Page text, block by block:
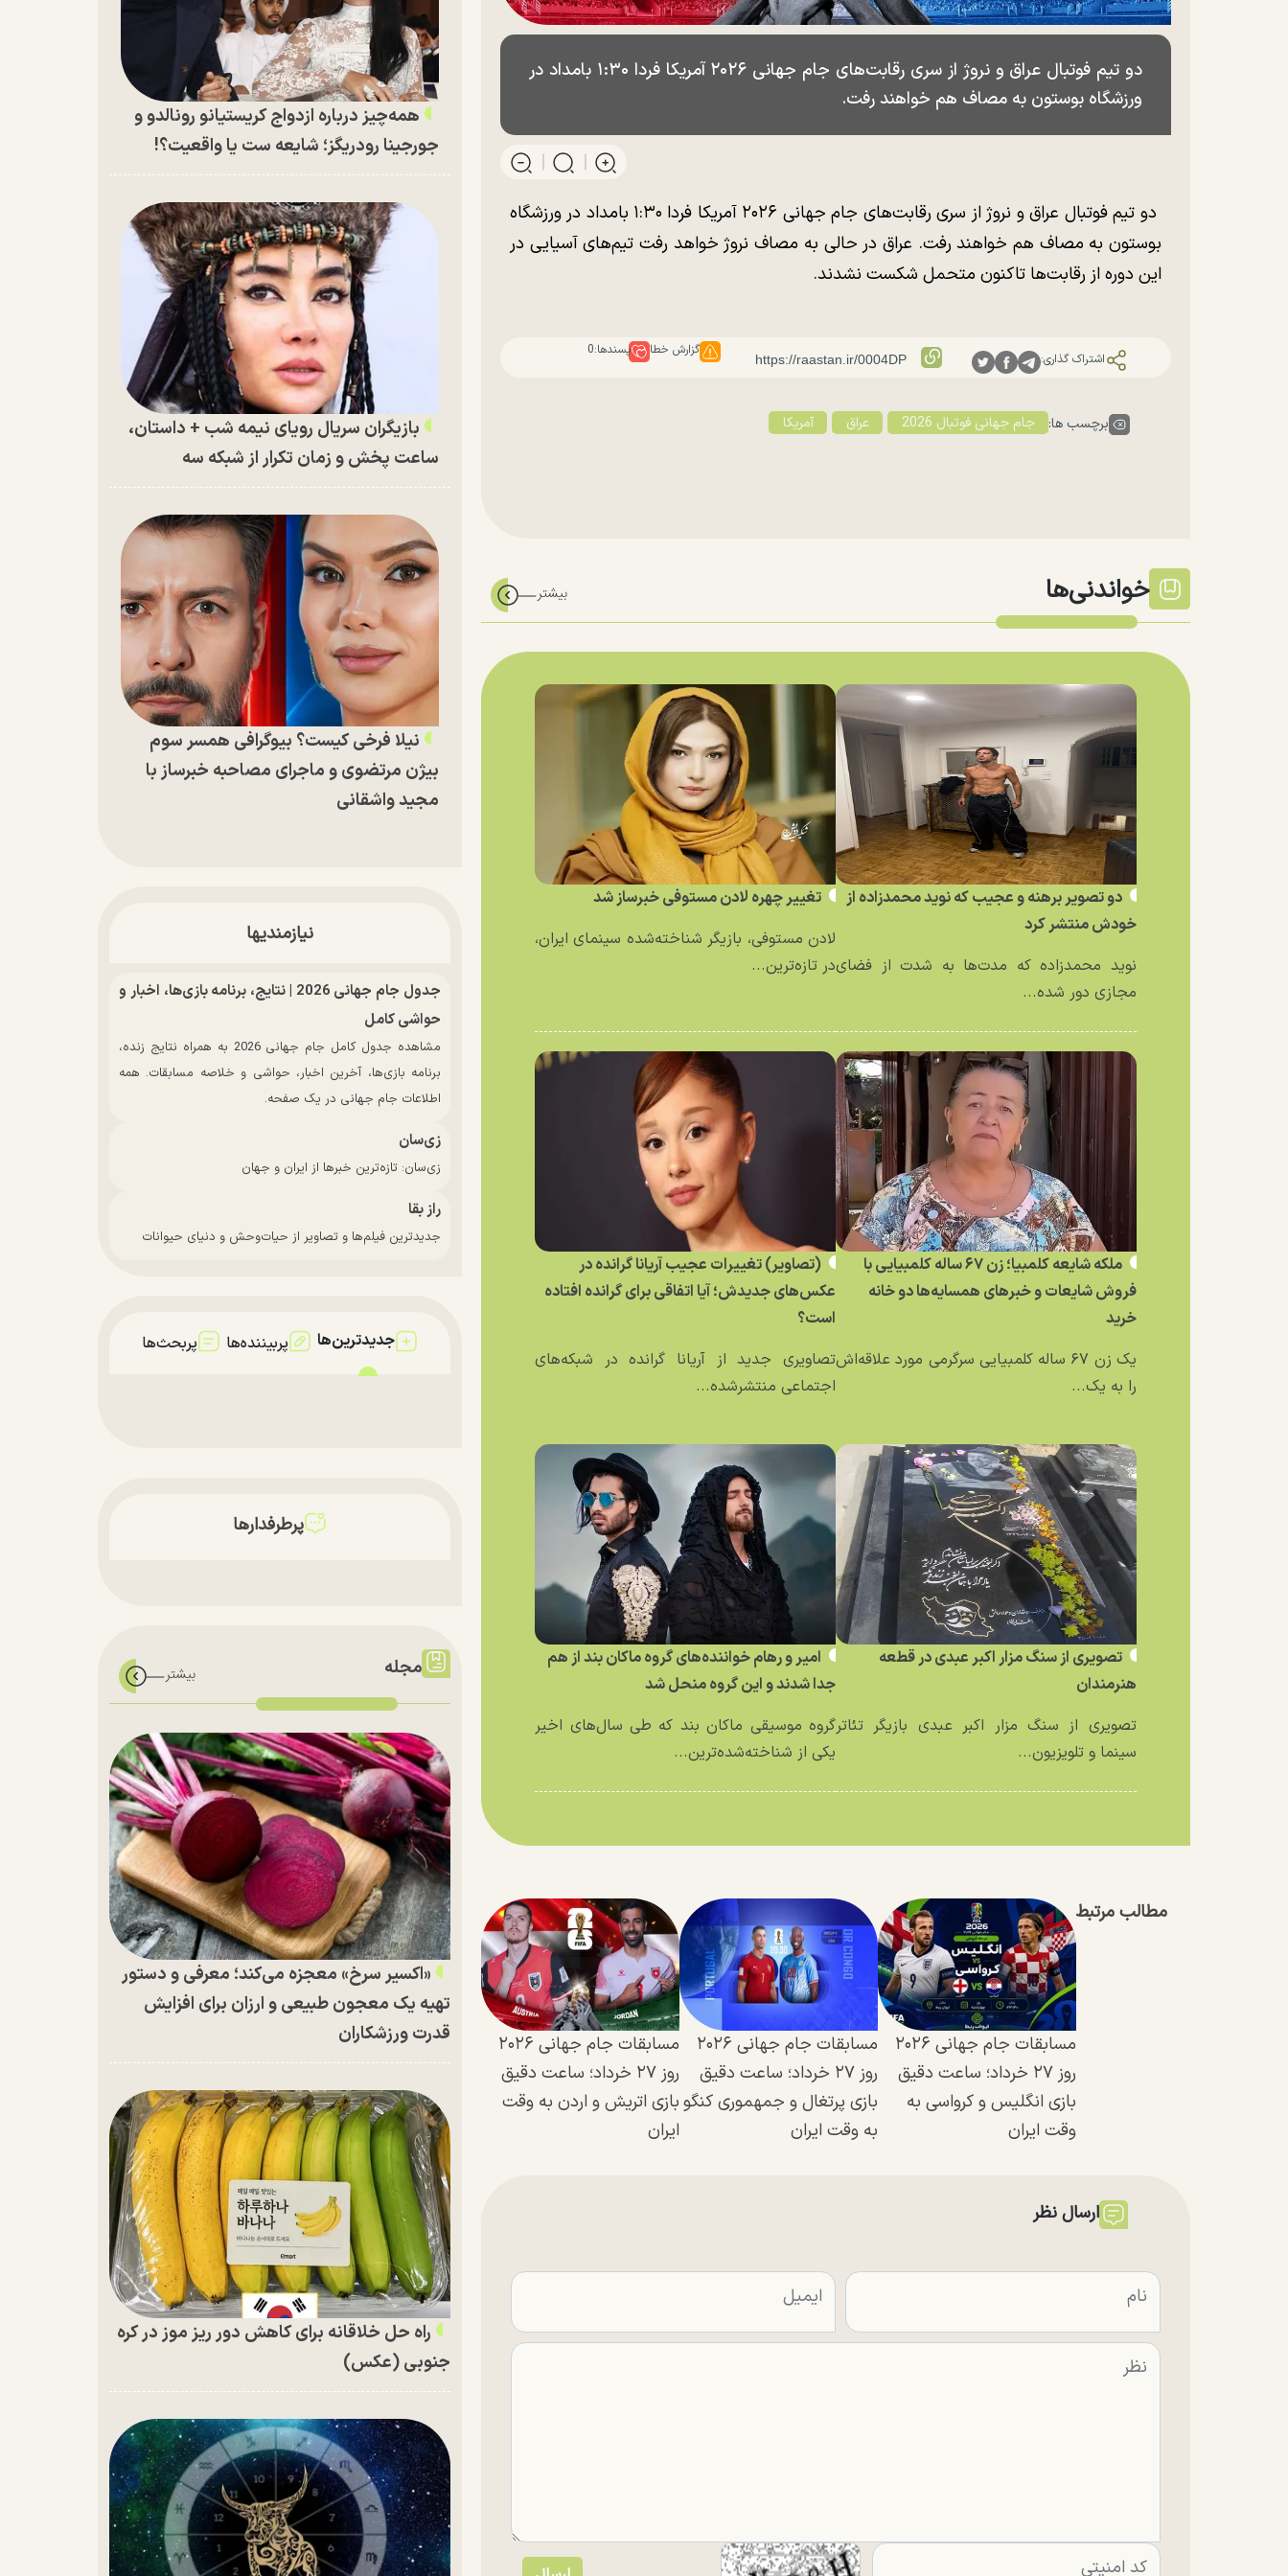
دو تیم فوتبال عراق و نروژ از سری رقابت‌های جام جهانی ۲۰۲۶ آمریکا فردا ۱:۳۰ بامداد در
ورزشگاه بوستون به مصاف هم خواهند رفت.
دو تیم فوتبال عراق و نروژ از سری رقابت‌های جام جهانی ۲۰۲۶ آمریکا فردا ۱:۳۰ بامداد در ورزشگاه
بوستون به مصاف هم خواهند رفت. عراق در حالی به مصاف نروژ خواهد رفت تیم‌های آسیایی در
این دوره از رقابت‌ها تاکنون متحمل شکست نشدند.
اشتراک گذاری:
گزارش خطا پسندها:0
برچسب ها: جام جهانی فوتبال 2026 عراق آمریکا
خواندنی‌ها
دو تصویر برهنه و عجیب که نوید محمدزاده از
خودش منتشر کرد
نوید محمدزاده که مدت‌ها به شدت از فضای
مجازی دور شده...
تغییر چهره لادن مستوفی خبرساز شد
لادن مستوفی، بازیگر شناخته‌شده سینمای ایران،
در تازه‌ترین...
ملکه شایعه کلمبیا؛ زن ۶۷ ساله کلمبیایی با
فروش شایعات و خبر‌های همسایه‌ها دو خانه
خرید
یک زن ۶۷ ساله کلمبیایی سرگرمی مورد علاقه‌اش
را به یک...
(تصاویر) تغییرات عجیب آریانا گرانده در
عکس‌های جدیدش؛ آیا اتفاقی برای گرانده افتاده
است؟
تصاویری جدید از آریانا گرانده در شبکه‌های
اجتماعی منتشرشده...
تصویری از سنگ مزار اکبر عبدی در قطعه
هنرمندان
تصویری از سنگ مزار اکبر عبدی بازیگر تئاتر
سینما و تلویزیون...
امیر و رهام خواننده‌های گروه ماکان بند از هم
جدا شدند و این گروه منحل شد
گروه موسیقی ماکان بند که طی سال‌های اخیر
یکی از شناخته‌شده‌ترین...
مطالب مرتبط
مسابقات جام جهانی ۲۰۲۶
روز ۲۷ خرداد؛ ساعت دقیق
بازی انگلیس و کرواسی به
وقت ایران
مسابقات جام جهانی ۲۰۲۶
روز ۲۷ خرداد؛ ساعت دقیق
بازی پرتغال و جمهموری کنگو
به وقت ایران
مسابقات جام جهانی ۲۰۲۶
روز ۲۷ خرداد؛ ساعت دقیق
بازی اتریش و اردن به وقت
ایران
ارسال نظر
همه‌چیز درباره ازدواج کریستیانو رونالدو و
جورجینا رودریگز؛ شایعه ست یا واقعیت؟!
بازیگران سریال رویای نیمه شب + داستان،
ساعت پخش و زمان تکرار از شبکه سه
نیلا فرخی کیست؟ بیوگرافی همسر سوم
بیژن مرتضوی و ماجرای مصاحبه خبرساز با
مجید واشقانی
نیازمندیها
جدول جام جهانی 2026 | نتایج، برنامه بازی‌ها، اخبار و
حواشی کامل
مشاهده جدول کامل جام جهانی 2026 به همراه نتایج زنده،
برنامه بازی‌ها، آخرین اخبار، حواشی و خلاصه مسابقات. همه
اطلاعات جام جهانی در یک صفحه.
زی‌سان
زی‌سان: تازه‌ترین خبرها از ایران و جهان
راز بقا
جدیدترین فیلم‌ها و تصاویر از حیات‌وحش و دنیای حیوانات
جدیدترین‌ها پربیننده‌ها پربحث‌ها
پرطرفدارها
مجله
«اکسیر سرخ» معجزه می‌کند؛ معرفی و دستور
تهیه یک معجون طبیعی و ارزان برای افزایش
قدرت ورزشکاران
راه حل خلاقانه برای کاهش دور ریز موز در کره
جنوبی (عکس)